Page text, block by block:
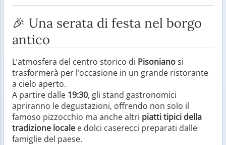
🎉 Una serata di festa nel borgo
antico
L’atmosfera del centro storico di Pisonianosi
trasformerà per l’occasione in un grande ristorante
a cielo aperto.
A partire dalle 19:30, gli stand gastronomici
apriranno le degustazioni, offrendo non solo il
famoso pizzocchio ma anche altri piatti tipici della
tradizione locale e dolci caserecci preparati dalle
famiglie del paese.